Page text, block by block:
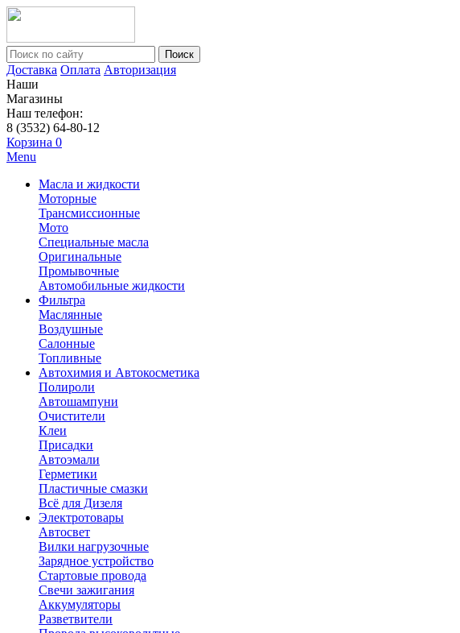
Поиск
Доставка Оплата Авторизация
Наши
Магазины
Наш телефон:
8 (3532) 64-80-12
Корзина 0
Menu
Масла и жидкости
Моторные
Трансмиссионные
Мото
Специальные масла
Оригинальные
Промывочные
Автомобильные жидкости
Фильтра
Маслянные
Воздушные
Салонные
Топливные
Автохимия и Автокосметика
Полироли
Автошампуни
Очистители
Клеи
Присадки
Автоэмали
Герметики
Пластичные смазки
Всё для Дизеля
Электротовары
Автосвет
Вилки нагрузочные
Зарядное устройство
Стартовые провода
Свечи зажигания
Аккумуляторы
Разветвители